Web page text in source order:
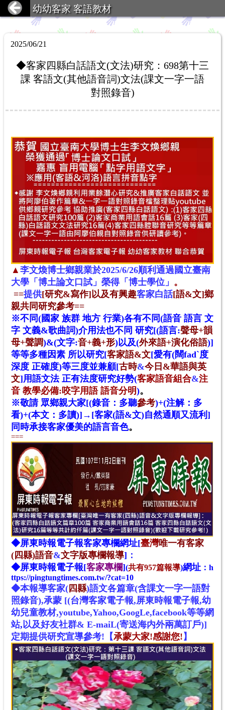
幼幼客家 客語教材
2025/06/21
◆客家四縣白話語文(文法)研究：698第十三
課 客語文(其他語音詞)文法(課文一字一語
對照錄音)
▲ 李文煥博士鄉親業於2025/6/26順利通過國立臺南
大學「博土論文口試」榮得「博士學位」 。
==提供[研究&寫作]以及有興趣客家白話[語&文]鄉
親共同研究參考==
※不同(國家 族群 地方 行業)各有不同(語音 語言 文
字 文義&歌曲詞)介用法也不同 研究[(語言:聲母+韻
母+聲調)&(文字:音+義+形)以及(外來語+演化俗語)]
等等多種因素 所以研究[客家語&文[愛有(闊fadˋ度
深度 正確度)等三度並兼顧[古時&今日&華語與英
文]用語文法 正有法度研究好勢(客家語音組合&注
音 教學必備:咬字用語 語音分明)。
※敬請 眾鄉親大家[(錄音：多聽參考)+(注解：多
看)+(本文：多讀)]→[客家(語&文)自然通順又流利]
同時承接客家優美的語言音色。
===
◆屏東時報電子報客家專欄網址[臺灣唯一有客家
(四縣)語音&文字版專欄報導] ：
◆屏東時報電子報[客家專欄](共有957篇報導)網址 ： h
ttps://pingtungtimes.com.tw/?cat=10
◆本報導客家( 四縣)語文各篇章(含課文一字一語對
照錄音),承蒙 [(台灣客家電子報,屏東時報電子報,幼
幼兒童教材,youtube,Yahoo,GoogLe,facebook等等網
站,以及好友社群& E-maiL(寄送海内外兩萬訂戶)]
定期提供研究宣導參考! 【承蒙大家!感謝您! 】